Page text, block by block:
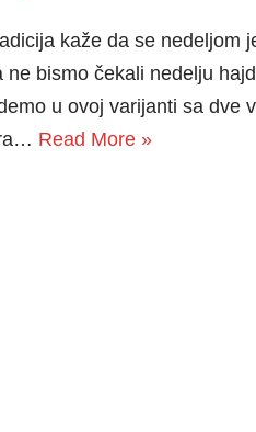
kaže da se nedeljom
ne bismo čekali nedelju
u ovoj varijanti sa dve
Read More »